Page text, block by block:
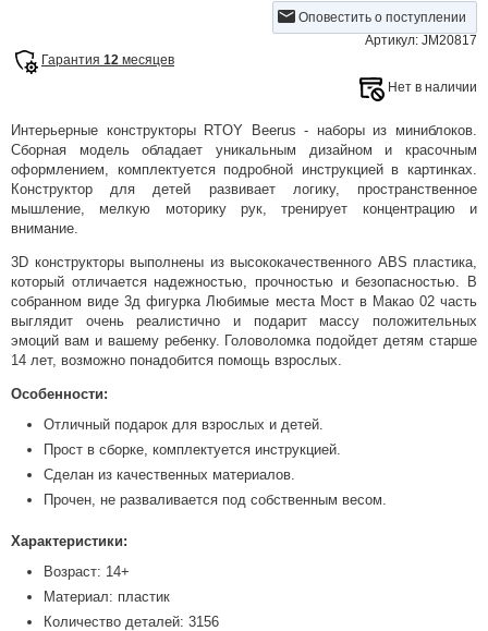
Оповестить о поступлении
Артикул: JM20817
Гарантия 12 месяцев
Нет в наличии
Интерьерные конструкторы RTOY Beerus - наборы из миниблоков.
Сборная модель обладает уникальным дизайном и красочным
оформлением, комплектуется подробной инструкцией в картинках.
Конструктор для детей развивает логику, пространственное
мышление, мелкую моторику рук, тренирует концентрацию и
внимание.
3D конструкторы выполнены из высококачественного ABS пластика,
который отличается надежностью, прочностью и безопасностью. В
собранном виде 3д фигурка Любимые места Мост в Макао 02 часть
выглядит очень реалистично и подарит массу положительных
эмоций вам и вашему ребенку. Головоломка подойдет детям старше
14 лет, возможно понадобится помощь взрослых.
Особенности:
Отличный подарок для взрослых и детей.
Прост в сборке, комплектуется инструкцией.
Сделан из качественных материалов.
Прочен, не разваливается под собственным весом.
Характеристики:
Возраст: 14+
Материал: пластик
Количество деталей: 3156